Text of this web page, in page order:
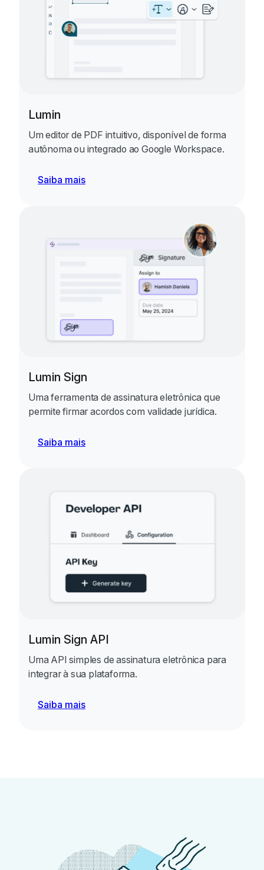
Lumin
Um editor de PDF intuitivo, disponível de forma
autônoma ou integrado ao Google Workspace.
Saiba mais
Lumin Sign
Uma ferramenta de assinatura eletrônica que
permite firmar acordos com validade jurídica.
Saiba mais
Lumin Sign API
Uma API simples de assinatura eletrônica para
integrar à sua plataforma.
Saiba mais